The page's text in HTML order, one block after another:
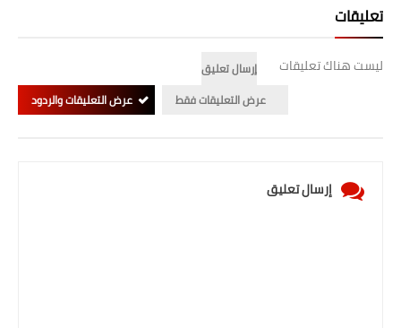
تعليقات
ليست هناك تعليقات
إرسال تعليق
عرض التعليقات فقط
عرض التعليقات والردود
إرسال تعليق